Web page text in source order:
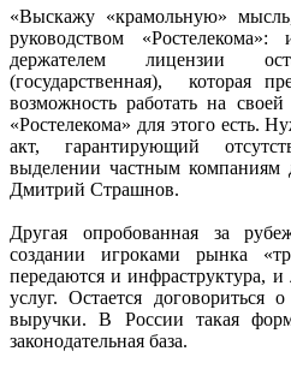
«Выскажу «крамольную»
руководством
держателем лицензии
(государственная), которая
возможность работать на
«Ростелекома» для этого есть.
акт, гарантирующий
выделении частным компаниям
Дмитрий Страшнов.
Другая опробованная за
создании игроками рынка
передаются и инфраструктура, и
услуг. Остается договориться
выручки. В России такая
законодательная база.